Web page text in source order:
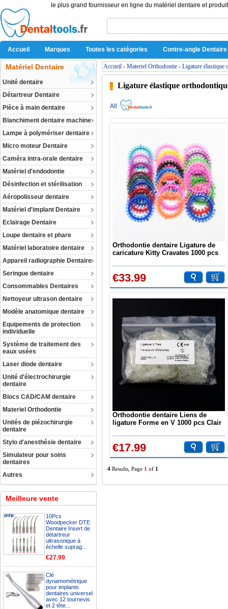
le plus grand fournisseur en ligne du matériel dentaire et
Accueil Marques Toutes les catégories Contre-angle Dentaire
Matériel Dentaire
Unité dentaire
Détartreur Dentaire
Pièce à main dentaire
Blanchiment dentaire machine
Lampe à polymériser dentaire
Micro moteur Dentaire
Caméra intra-orale dentaire
Matériel d'endodontie
Désinfection et stérilisation
Aéropolisseur dentaire
Matériel d'implant Dentaire
Eclairage Dentaire
Loupe dentaire et phare
Matériel laboratoire dentaire
Appareil radiographie Dentaire
Seringue dentaire
Consommables Dentaires
Nettoyeur ultrason dentaire
Modèle anatomique dentaire
Equipements de protection
individuelle
Système de traitement des
eaux usées
Laser diode dentaire
Unité d'électrochirurgie
dentaire
Blocs CAD/CAM dentaire
Materiel Orthodontie
Unités de piézochirurgie
dentaire
Stylo d'anesthésie dentaire
Simulateur pour soins
dentaires
Autres
Meilleure vente
10Pcs
Woodpecker DTE
Dentaire Insert de
détartreur
ultrasonique à
échelle suprag...
€27.99
Clé
dynamométrique
pour implants
dentaires universel
avec 12 tournevis
et 2 tête...
Accueil - Materiel Orthodontie - Ligature élastique
Ligature élastique
All
Orthodontie dentaire Ligature de
caricature Kitty Cravates 1000 pcs
€33.99
Orthodontie dentaire Liens de
ligature Forme en V 1000 pcs Clair
€17.99
4 Results, Page 1 of 1